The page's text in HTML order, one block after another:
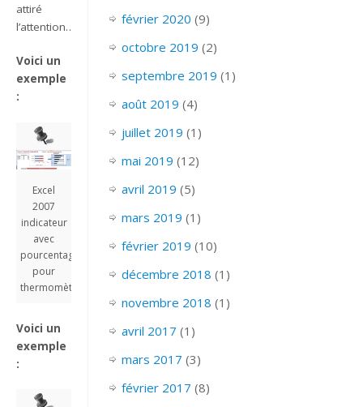
attiré
l’attention….
Voici un
exemple
:
Excel
2007
indicateur
avec
pourcentage
pour
thermomètre
Voici un
exemple
:
février 2020 (9)
octobre 2019 (2)
septembre 2019 (1)
août 2019 (4)
juillet 2019 (1)
mai 2019 (12)
avril 2019 (5)
mars 2019 (1)
février 2019 (10)
décembre 2018 (1)
novembre 2018 (1)
avril 2017 (1)
mars 2017 (3)
février 2017 (8)